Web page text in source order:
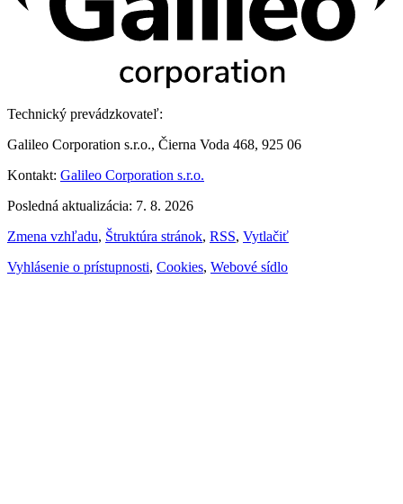
Technický prevádzkovateľ:
Galileo Corporation s.r.o., Čierna Voda 468, 925 06
Kontakt: Galileo Corporation s.r.o.
Posledná aktualizácia: 7. 8. 2026
Zmena vzhľadu, Štruktúra stránok, RSS, Vytlačiť
Vyhlásenie o prístupnosti, Cookies, Webové sídlo